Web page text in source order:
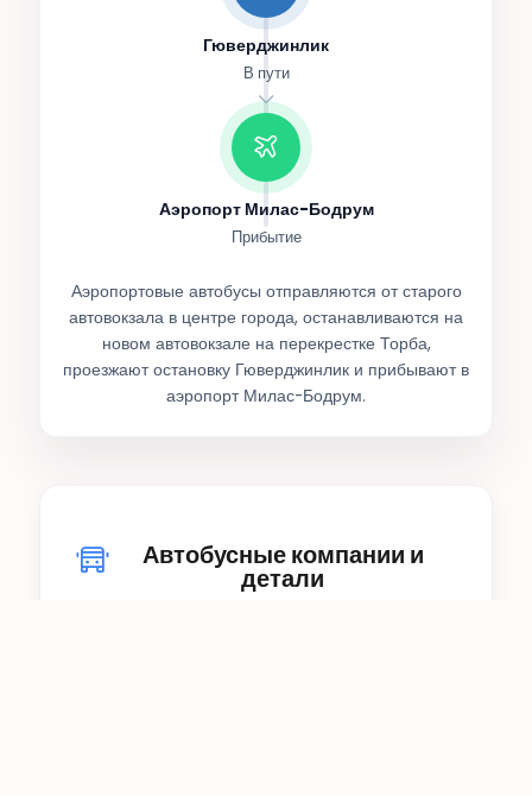
Гюверджинлик
В пути
Аэропорт Милас-Бодрум
Прибытие
Аэропортовые автобусы отправляются от старого
автовокзала в центре города, останавливаются на
новом автовокзале на перекрестке Торба,
проезжают остановку Гюверджинлик и прибывают в
аэропорт Милас-Бодрум.
Автобусные компании и
детали